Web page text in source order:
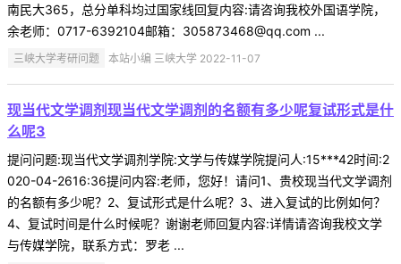
南民大365，总分单科均过国家线回复内容:请咨询我校外国语学院，
余老师：0717-6392104邮箱：305873468@qq.com ...
三峡大学考研问题 本站小编 三峡大学 2022-11-07
现当代文学调剂现当代文学调剂的名额有多少呢复试形式是什
么呢3
提问问题:现当代文学调剂学院:文学与传媒学院提问人:15***42时间:2
020-04-2616:36提问内容:老师，您好！请问1、贵校现当代文学调剂
的名额有多少呢？2、复试形式是什么呢？3、进入复试的比例如何？
4、复试时间是什么时候呢？谢谢老师回复内容:详情请咨询我校文学
与传媒学院，联系方式：罗老 ...